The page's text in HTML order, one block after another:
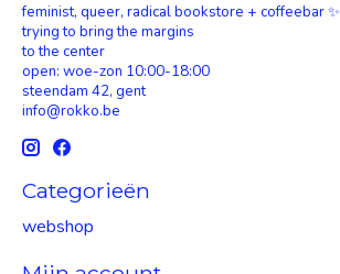
feminist, queer, radical bookstore + coffeebar ✨
trying to bring the margins
to the center
open: woe-zon 10:00-18:00
steendam 42, gent
info@rokko.be
Categorieën
webshop